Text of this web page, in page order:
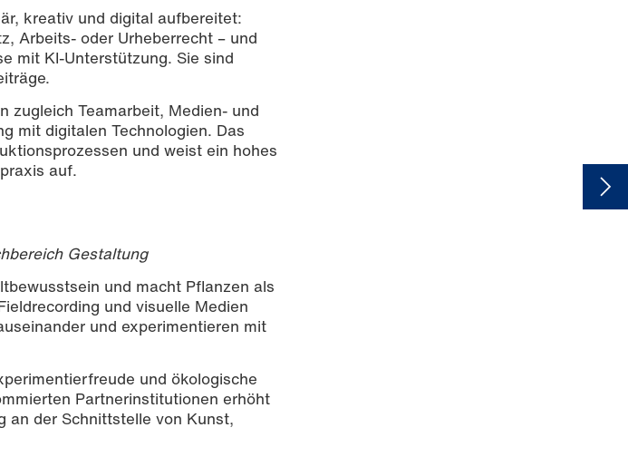
kreativ und digital aufbereitet:
Arbeits- oder Urheberrecht – und
mit KI-Unterstützung. Sie sind
zugleich Teamarbeit, Medien- und
mit digitalen Technologien. Das
und weist ein hohes
auf.
Gestaltung
und macht Pflanzen als
und visuelle Medien
und experimentieren mit
und ökologische
Partnerinstitutionen erhöht
an der Schnittstelle von Kunst,